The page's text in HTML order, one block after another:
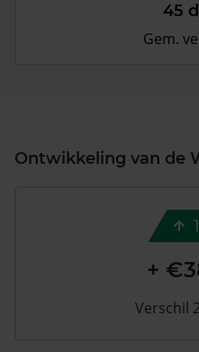
45
Gem.
Ontwikkeling van de
+
Verschil